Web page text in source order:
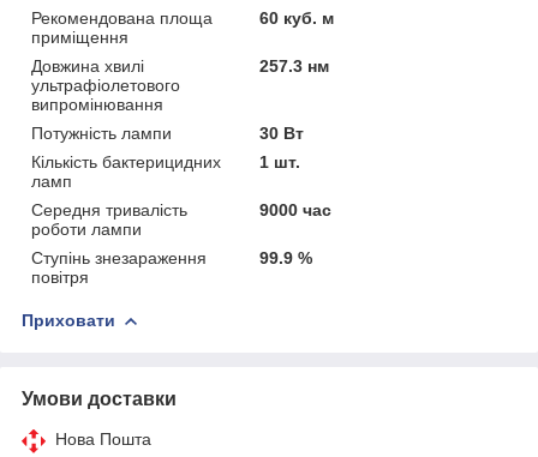
Рекомендована площа
приміщення
60 куб. м
Довжина хвилі
ультрафіолетового
випромінювання
257.3 нм
Потужність лампи
30 Вт
Кількість бактерицидних
ламп
1 шт.
Середня тривалість
роботи лампи
9000 час
Ступінь знезараження
повітря
99.9 %
Приховати
Умови доставки
Нова Пошта